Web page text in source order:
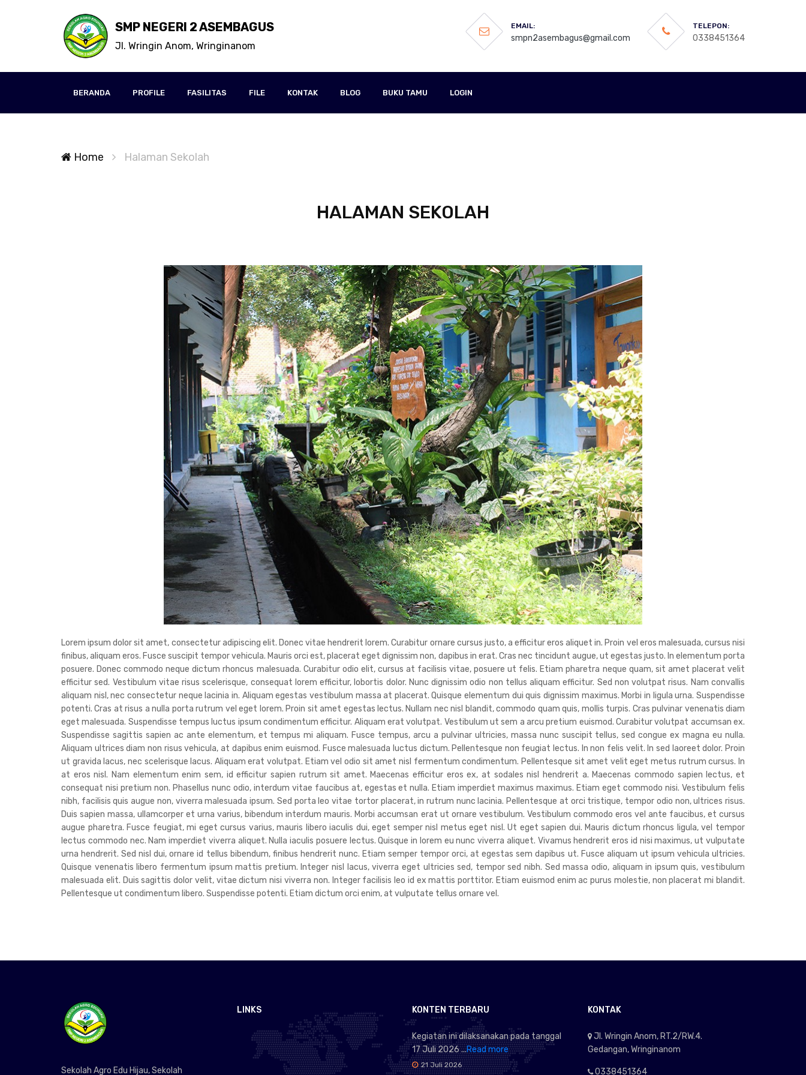
SMP NEGERI 2 ASEMBAGUS
Jl. Wringin Anom, Wringinanom
EMAIL:
smpn2asembagus@gmail.com
TELEPON:
0338451364
BERANDA PROFILE FASILITAS FILE KONTAK BLOG BUKU TAMU LOGIN
Home Halaman Sekolah
HALAMAN SEKOLAH
Lorem ipsum dolor sit amet, consectetur adipiscing elit. Donec vitae hendrerit lorem. Curabitur ornare cursus justo, a efficitur eros aliquet in. Proin vel eros malesuada, cursus nisi
finibus, aliquam eros. Fusce suscipit tempor vehicula. Mauris orci est, placerat eget dignissim non, dapibus in erat. Cras nec tincidunt augue, ut egestas justo. In elementum porta
posuere. Donec commodo neque dictum rhoncus malesuada. Curabitur odio elit, cursus at facilisis vitae, posuere ut felis. Etiam pharetra neque quam, sit amet placerat velit
efficitur sed. Vestibulum vitae risus scelerisque, consequat lorem efficitur, lobortis dolor. Nunc dignissim odio non tellus aliquam efficitur. Sed non volutpat risus. Nam convallis
aliquam nisl, nec consectetur neque lacinia in. Aliquam egestas vestibulum massa at placerat. Quisque elementum dui quis dignissim maximus. Morbi in ligula urna. Suspendisse
potenti. Cras at risus a nulla porta rutrum vel eget lorem. Proin sit amet egestas lectus. Nullam nec nisl blandit, commodo quam quis, mollis turpis. Cras pulvinar venenatis diam
eget malesuada. Suspendisse tempus luctus ipsum condimentum efficitur. Aliquam erat volutpat. Vestibulum ut sem a arcu pretium euismod. Curabitur volutpat accumsan ex.
Suspendisse sagittis sapien ac ante elementum, et tempus mi aliquam. Fusce tempus, arcu a pulvinar ultricies, massa nunc suscipit tellus, sed congue ex magna eu nulla.
Aliquam ultrices diam non risus vehicula, at dapibus enim euismod. Fusce malesuada luctus dictum. Pellentesque non feugiat lectus. In non felis velit. In sed laoreet dolor. Proin
ut gravida lacus, nec scelerisque lacus. Aliquam erat volutpat. Etiam vel odio sit amet nisl fermentum condimentum. Pellentesque sit amet velit eget metus rutrum cursus. In
at eros nisl. Nam elementum enim sem, id efficitur sapien rutrum sit amet. Maecenas efficitur eros ex, at sodales nisl hendrerit a. Maecenas commodo sapien lectus, et
consequat nisi pretium non. Phasellus nunc odio, interdum vitae faucibus at, egestas et nulla. Etiam imperdiet maximus maximus. Etiam eget commodo nisi. Vestibulum felis
nibh, facilisis quis augue non, viverra malesuada ipsum. Sed porta leo vitae tortor placerat, in rutrum nunc lacinia. Pellentesque at orci tristique, tempor odio non, ultrices risus.
Duis sapien massa, ullamcorper et urna varius, bibendum interdum mauris. Morbi accumsan erat ut ornare vestibulum. Vestibulum commodo eros vel ante faucibus, et cursus
augue pharetra. Fusce feugiat, mi eget cursus varius, mauris libero iaculis dui, eget semper nisl metus eget nisl. Ut eget sapien dui. Mauris dictum rhoncus ligula, vel tempor
lectus commodo nec. Nam imperdiet viverra aliquet. Nulla iaculis posuere lectus. Quisque in lorem eu nunc viverra aliquet. Vivamus hendrerit eros id nisi maximus, ut vulputate
urna hendrerit. Sed nisl dui, ornare id tellus bibendum, finibus hendrerit nunc. Etiam semper tempor orci, at egestas sem dapibus ut. Fusce aliquam ut ipsum vehicula ultricies.
Quisque venenatis libero fermentum ipsum mattis pretium. Integer nisl lacus, viverra eget ultricies sed, tempor sed nibh. Sed massa odio, aliquam in ipsum quis, vestibulum
malesuada elit. Duis sagittis dolor velit, vitae dictum nisi viverra non. Integer facilisis leo id ex mattis porttitor. Etiam euismod enim ac purus molestie, non placerat mi blandit.
Pellentesque ut condimentum libero. Suspendisse potenti. Etiam dictum orci enim, at vulputate tellus ornare vel.
Sekolah Agro Edu Hijau, Sekolah
LINKS KONTEN TERBARU
Kegiatan ini dilaksanakan pada tanggal
17 Juli 2026 ...Read more
21 Juli 2026
KONTAK
Jl. Wringin Anom, RT.2/RW.4.
Gedangan, Wringinanom
0338451364